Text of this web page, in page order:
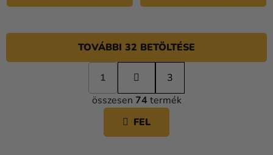
L
I
S
T
TOVÁBBI 32 BETÖLTÉSE
L
a
p
o
á
s
1
3
összesen 74 termék
FEL